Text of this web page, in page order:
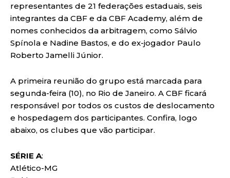
representantes de 21 federações estaduais, seis
integrantes da CBF e da CBF Academy, além de
nomes conhecidos da arbitragem, como Sálvio
Spínola e Nadine Bastos, e do ex-jogador Paulo
Roberto Jamelli Júnior.
A primeira reunião do grupo está marcada para
segunda-feira (10), no Rio de Janeiro. A CBF ficará
responsável por todos os custos de deslocamento
e hospedagem dos participantes. Confira, logo
abaixo, os clubes que vão participar.
SÉRIE A:
Atlético-MG